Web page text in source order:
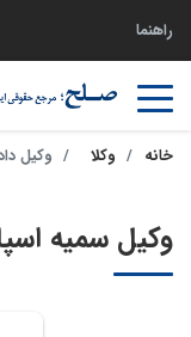
راهنما
خانه وکلا وکیل
وکیل سمیه